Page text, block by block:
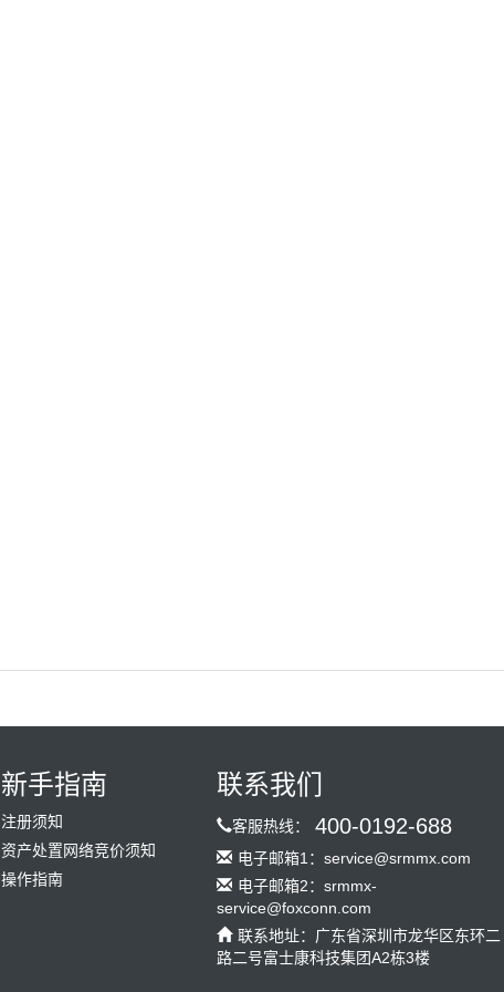
新手指南
注册须知
资产处置网络竞价须知
操作指南
联系我们
客服热线： 400-0192-688
电子邮箱1：service@srmmx.com
电子邮箱2：srmmx-
service@foxconn.com
联系地址：广东省深圳市龙华区东环二
路二号富士康科技集团A2栋3楼